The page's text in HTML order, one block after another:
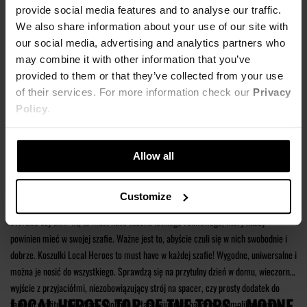
provide social media features and to analyse our traffic.
We also share information about your use of our site with
our social media, advertising and analytics partners who
may combine it with other information that you’ve
provided to them or that they’ve collected from your use
of their services. For more information check our Privacy
Policy.
Allow all
Customize
Najniższa cena z 30 dni przed obniżką
36,57 zł
KOSZULKI LOCAL HEROES - COŚ WIĘCEJ
NIŻ ZWYKŁY T-SHIRT
T-shirty to podstawowy element garderoby każdego z nas. Z nadrukiem czy bez,
oversize czy slim-fit, to must have sezonu letniego i zimowego, który każdy
powinien mieć w swojej szafie. Ważne jest to, abyście czuli się w nich swobodnie i
dobrze. Koszulki Local Heroes to must have w każdej szafie! Wygodne, uniwersalne i
można je nosić do wszystkiego. Sprawdzą się na przytulny dzień w domu, wieczorne
wyjście z przyjaciółmi, niezobowiązujący strój na spacer, czy prosty dodatek do
fajnego outfitu. Dają Wam swobodę w łączeniu ich z bardziej skomplikowanymi